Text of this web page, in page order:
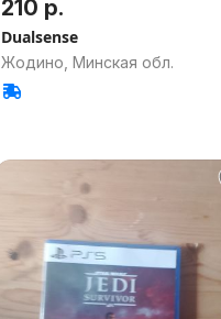
210 р.
Dualsense
Жодино, Минская обл.